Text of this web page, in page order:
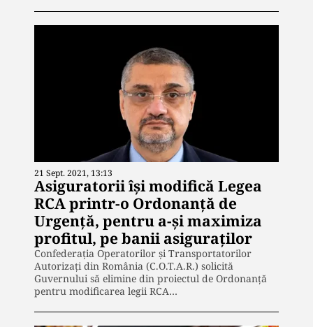
21 Sept. 2021, 13:13
Asiguratorii își modifică Legea
RCA printr-o Ordonanță de
Urgență, pentru a-și maximiza
profitul, pe banii asiguraților
Confederația Operatorilor și Transportatorilor
Autorizați din România (C.O.T.A.R.) solicită
Guvernului să elimine din proiectul de Ordonanță
pentru modificarea legii RCA…